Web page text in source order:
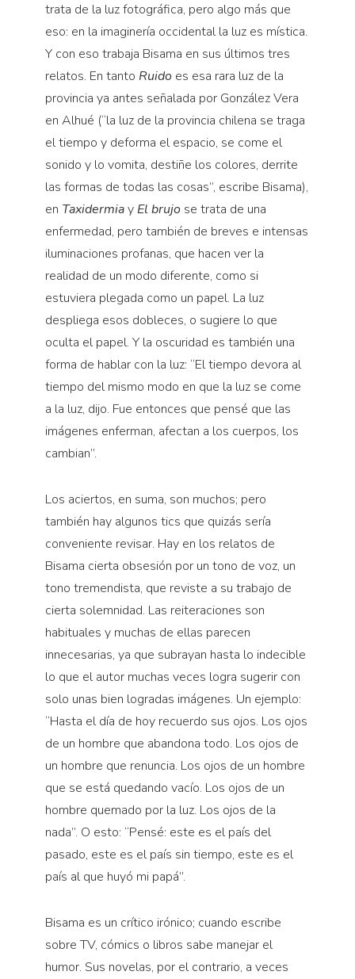
trata de la luz fotográfica, pero algo más que
eso: en la imaginería occidental la luz es mística.
Y con eso trabaja Bisama en sus últimos tres
relatos. En tanto Ruido es esa rara luz de la
provincia ya antes señalada por González Vera
en Alhué (“la luz de la provincia chilena se traga
el tiempo y deforma el espacio, se come el
sonido y lo vomita, destiñe los colores, derrite
las formas de todas las cosas”, escribe Bisama),
en Taxidermiay El brujose trata de una
enfermedad, pero también de breves e intensas
iluminaciones profanas, que hacen ver la
realidad de un modo diferente, como si
estuviera plegada como un papel. La luz
despliega esos dobleces, o sugiere lo que
oculta el papel. Y la oscuridad es también una
forma de hablar con la luz: “El tiempo devora al
tiempo del mismo modo en que la luz se come
a la luz, dijo. Fue entonces que pensé que las
imágenes enferman, afectan a los cuerpos, los
cambian”.
Los aciertos, en suma, son muchos; pero
también hay algunos tics que quizás sería
conveniente revisar. Hay en los relatos de
Bisama cierta obsesión por un tono de voz, un
tono tremendista, que reviste a su trabajo de
cierta solemnidad. Las reiteraciones son
habituales y muchas de ellas parecen
innecesarias, ya que subrayan hasta lo indecible
lo que el autor muchas veces logra sugerir con
solo unas bien logradas imágenes. Un ejemplo:
“Hasta el día de hoy recuerdo sus ojos. Los ojos
de un hombre que abandona todo. Los ojos de
un hombre que renuncia. Los ojos de un hombre
que se está quedando vacío. Los ojos de un
hombre quemado por la luz. Los ojos de la
nada”. O esto: “Pensé: este es el país del
pasado, este es el país sin tiempo, este es el
país al que huyó mi papá”.
Bisama es un crítico irónico; cuando escribe
sobre TV, cómics o libros sabe manejar el
humor. Sus novelas, por el contrario, a veces